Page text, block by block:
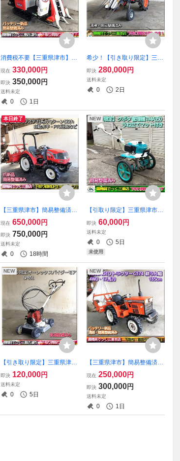
消費税不要【三重県津市】簡
易整備済み ヤンマー コンバ
イン Ee211 袋取り バッテリ
ー新品 刈取スライド HST無
段変速 10.5馬力
現在 330,000円
即決 350,000円
送料未定
0 1日
希少！【引き取り限定】三重
県津市 簡易整備済み 和同産
業 ワドー ビーンハーベスタ
― M1-GS 小豆 大豆 刈取り
バインダ―
即決 280,000円
送料未定
0 2日
本日終了
【三重県津市】簡易整備済み
三菱 トラクター GS21 キャ
ノピー付き 爪新品 パワステ
21馬力 Qターン 自動水平 PT
O逆転など
現在 650,000円
即決 750,000円
送料未定
0 18時間
NEW
【引取り限定】三重県津市
簡易整備済み クボタ 管理機
ニューミディ TMA350 TMA3
00 うね立てマット 移動用車
輪付き
即決 60,000円
送料未定
0 5日
未使用
NEW
【引き取り限定】三重県津市
白山 オーレック 草刈機 ス
パイダーモア SP851 共立 ロ
ータリモーア 斜面刈り 平面
法面
即決 120,000円
送料未定
0 5日
NEW
【三重県津市】簡易整備済み
日の本 トラクター C174 バ
ッテリー新品 17馬力 4WD ヒ
ノモト HINOMOTO
現在 250,000円
即決 300,000円
送料未定
0 1日